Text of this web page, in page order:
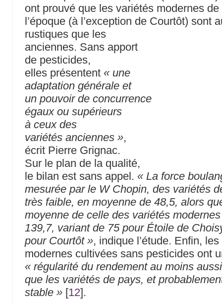
ont prouvé que les variétés modernes de
l’époque (à l’exception de Courtôt) sont
rustiques que les
anciennes. Sans apport
de pesticides,
elles présentent « une
adaptation générale et
un pouvoir de concurrence
égaux ou supérieurs
à ceux des
variétés anciennes »,
écrit Pierre Grignac.
Sur le plan de la qualité,
le bilan est sans appel. « La force
mesurée par le W Chopin, des variétés
très faible, en moyenne de 48,5, alors
moyenne de celle des variétés
139,7, variant de 75 pour Étoile de
pour Courtôt », indique l’étude. Enfin,
modernes cultivées sans pesticides ont
« régularité du rendement au moins
que les variétés de pays, et
stable » [12].